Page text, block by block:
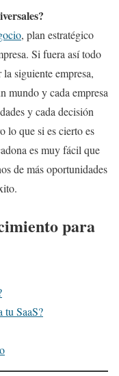
, plan estratégico
Si fuera así todo
siguiente empresa,
mundo y cada empresa
y cada decisión
lo que si es cierto es
es muy fácil que
de más oportunidades
para
tu SaaS?